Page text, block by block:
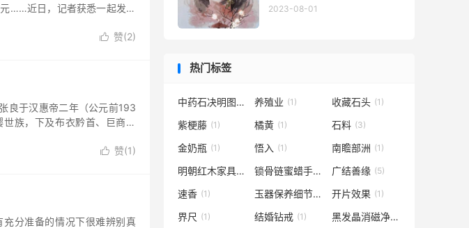
……近日，记者获悉一起发生
 赞(2)
良于汉惠帝二年（公元前193
族，下及布衣黔首、巨商富
 赞(1)
分准备的情况下很难辨别真
2023-08-01
热门标签
中药石决明图片 (1)
养殖业 (1) 收藏石头 (1)
紫梗藤 (1) 橘黄 (1) 石料 (3)
金奶瓶 (1) 悟入 (1) 南瞻部洲 (1)
明朝红木家具
(1) 锁骨链蜜蜡手串 (1)广结善缘 (5)
速香 (1) 玉器保养细节
(1) 开片效果 (1)
界尺 (1) 结婚钻戒 (1) 黑发晶消磁净化